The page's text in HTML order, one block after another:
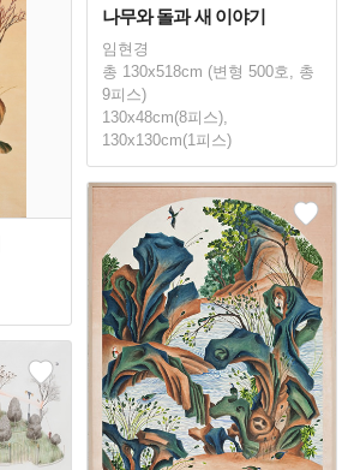
나무와 돌과 새 이야기
임현경
총 130x518cm (변형 500호, 총
9피스)
130x48cm(8피스),
130x130cm(1피스)